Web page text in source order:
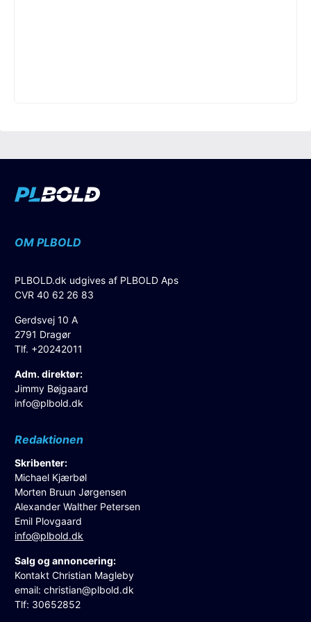
OM PLBOLD
PLBOLD.dk udgives af PLBOLD Aps
CVR 40 62 26 83
Gerdsvej 10 A
2791 Dragør
Tlf. +20242011
Adm. direktør:
Jimmy Bøjgaard
info@plbold.dk
Redaktionen
Skribenter:
Michael Kjærbøl
Morten Bruun Jørgensen
Alexander Walther Petersen
Emil Plovgaard
info@plbold.dk
Salg og annoncering:
Kontakt Christian Magleby
email:christian@plbold.dk
Tlf: 30652852